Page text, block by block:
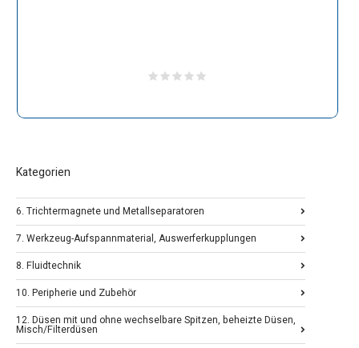
Kategorien
6. Trichtermagnete und Metallseparatoren
7. Werkzeug-Aufspannmaterial, Auswerferkupplungen
8. Fluidtechnik
10. Peripherie und Zubehör
12. Düsen mit und ohne wechselbare Spitzen, beheizte Düsen,
Misch/Filterdüsen